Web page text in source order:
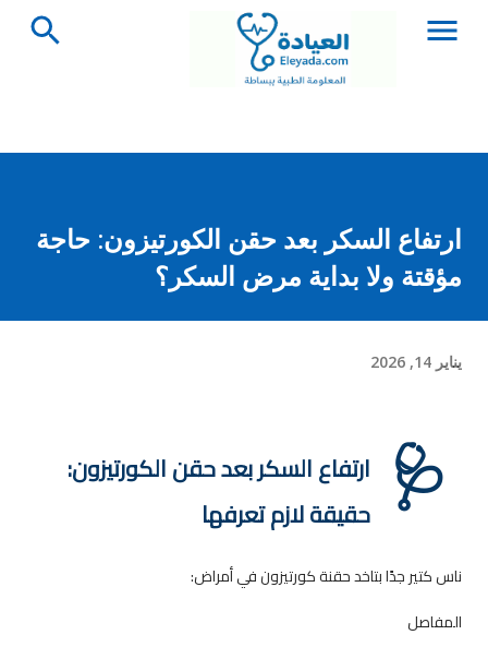
التخطي إلى المحتوى الرئيسي
ارتفاع السكر بعد حقن الكورتيزون: حاجة
مؤقتة ولا بداية مرض السكر؟
يناير 14, 2026
🩺
ارتفاع السكر بعد حقن الكورتيزون:
حقيقة لازم تعرفها
ناس كتير جدًا بتاخد حقنة كورتيزون في أمراض:
المفاصل